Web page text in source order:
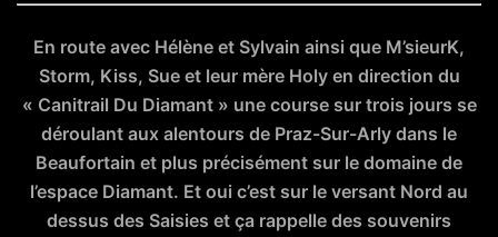
En route avec Hélène et Sylvain ainsi que M’sieurK,
Storm, Kiss, Sue et leur mère Holy en direction du
« Canitrail Du Diamant » une course sur trois jours se
déroulant aux alentours de Praz-Sur-Arly dans le
Beaufortain et plus précisément sur le domaine de
l’espace Diamant. Et oui c’est sur le versant Nord au
dessus des Saisies et ça rappelle des souvenirs